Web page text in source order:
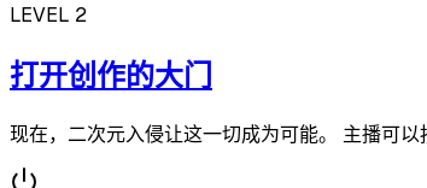
LEVEL 2
打开创作的大门
现在， 二次元入侵让这一切成为可能。 主播可以